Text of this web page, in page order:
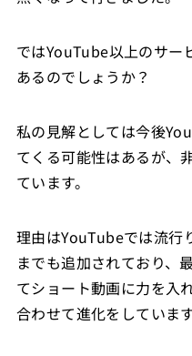
ではYouTube以上のサー
あるのでしょうか？
私の見解としては今後
てくる可能性はあるが、
ています。
理由はYouTubeでは流行
までも追加されており、
てショート動画に力を入
合わせて進化をしています